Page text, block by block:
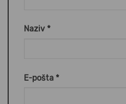
Naziv *
E-pošta *